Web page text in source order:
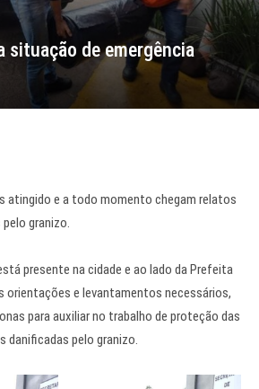
situação de emergência
atingido e a todo momento chegam relatos
granizo.
presente na cidade e ao lado da Prefeita
orientações e levantamentos necessários,
para auxiliar no trabalho de proteção das
danificadas pelo granizo.